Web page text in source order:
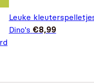
Leuke
Dino's €8,99